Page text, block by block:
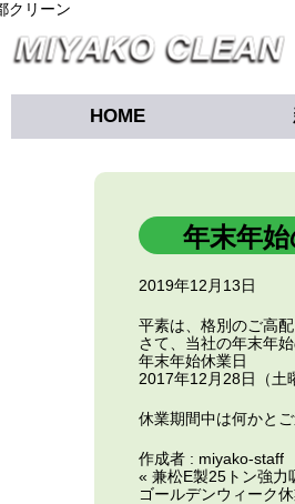
HOME
年末年
2019年12月13日
平素は、格別のご高
さて、当社の年末年
年末年始休業日
2017年12月28日（土
休業期間中は何かと
作成者 : miyako-staff
« 兼松E製25トン強力
ゴールデンウィーク